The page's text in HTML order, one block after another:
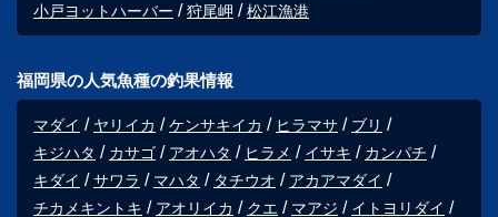
小戸ヨットハーバー
狩尾岬 松江漁港
福岡県の人気魚種の釣果情報
マダイ ヤリイカ ケンサキイカ ヒラマサ
ブリ
キジハタ
カサゴ アオハタ ヒラメ イサキ
カンパチ
キダイ
サワラ マハタ タチウオ
アカアマダイ
チカメキントキ
アオリイカ クエ マアジ イトヨリダイ